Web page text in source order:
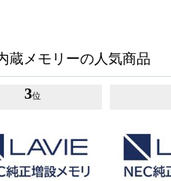
蔵メモリーの人気商品
3位